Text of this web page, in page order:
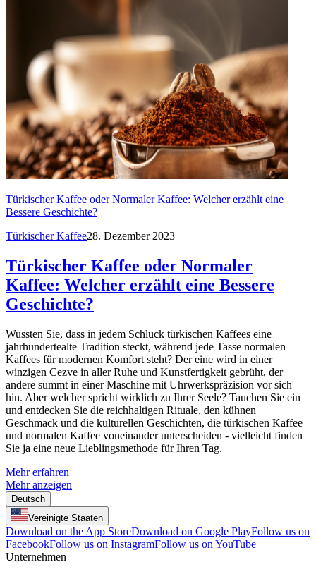
Türkischer Kaffee oder Normaler Kaffee: Welcher erzählt eine
Bessere Geschichte?
Türkischer Kaffee28. Dezember 2023
Türkischer Kaffee oder Normaler
Kaffee: Welcher erzählt eine Bessere
Geschichte?
Wussten Sie, dass in jedem Schluck türkischen Kaffees eine
jahrhundertealte Tradition steckt, während jede Tasse normalen
Kaffees für modernen Komfort steht? Der eine wird in einer
winzigen Cezve in aller Ruhe und Kunstfertigkeit gebrüht, der
andere summt in einer Maschine mit Uhrwerkspräzision vor sich
hin. Aber welcher spricht wirklich zu Ihrer Seele? Tauchen Sie ein
und entdecken Sie die reichhaltigen Rituale, den kühnen
Geschmack und die kulturellen Geschichten, die türkischen Kaffee
und normalen Kaffee voneinander unterscheiden - vielleicht finden
Sie ja eine neue Lieblingsmethode für Ihren Tag.
Mehr erfahren
Mehr anzeigen
Deutsch
Vereinigte Staaten
Download on the App StoreDownload on Google PlayFollow us on
FacebookFollow us on InstagramFollow us on YouTube
Unternehmen